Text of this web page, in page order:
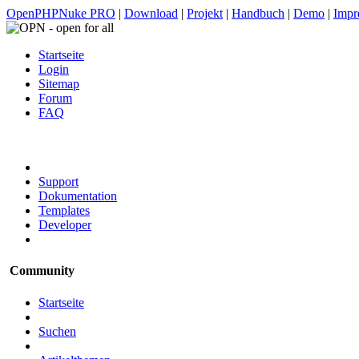
OpenPHPNuke PRO | Download | Projekt | Handbuch | Demo |
Startseite
Login
Sitemap
Forum
FAQ
Support
Dokumentation
Templates
Developer
Community
Startseite
Suchen